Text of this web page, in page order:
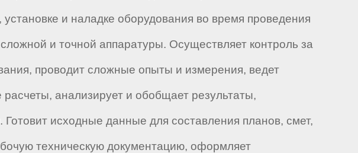
и наладке оборудования во время проведения
и точной аппаратуры. Осуществляет контроль за
проводит сложные опыты и измерения, ведет
анализирует и обобщает результаты,
исходные данные для составления планов, смет,
техническую документацию, оформляет